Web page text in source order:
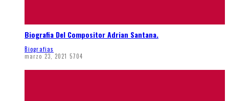
Biografia Del Compositor Adrian Santana.
Biografias
marzo 23, 2021 5704